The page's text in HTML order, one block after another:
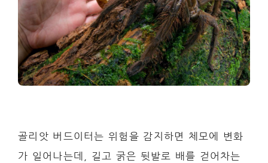
골리앗 버드이터는 위험을 감지하면 체모에 변화
가 일어나는데, 길고 굵은 뒷발로 배를 걷어차는